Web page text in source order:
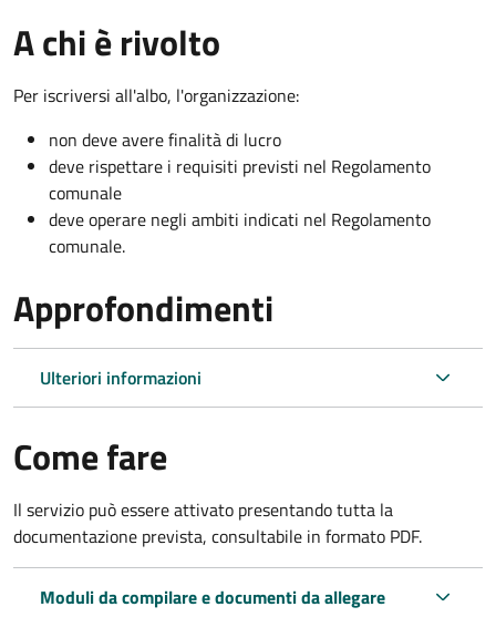
A chi è rivolto
Per iscriversi all'albo, l'organizzazione:
non deve avere finalità di lucro
deve rispettare i requisiti previsti nel Regolamento
comunale
deve operare negli ambiti indicati nel Regolamento
comunale.
Approfondimenti
Ulteriori informazioni
Come fare
Il servizio può essere attivato presentando tutta la
documentazione prevista, consultabile in formato PDF.
Moduli da compilare e documenti da allegare